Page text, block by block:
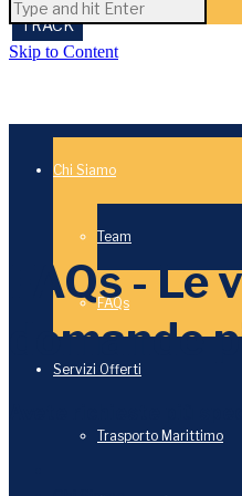
Chi Siamo
Team
FAQs
Servizi Offerti
Trasporto Marittimo
Skip to Content
FAQs - Le
domande